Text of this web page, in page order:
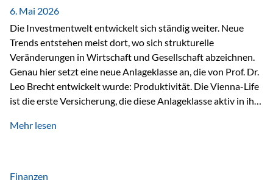
6. Mai 2026
Die Investmentwelt entwickelt sich ständig weiter. Neue
Trends entstehen meist dort, wo sich strukturelle
Veränderungen in Wirtschaft und Gesellschaft abzeichnen.
Genau hier setzt eine neue Anlageklasse an, die von Prof. Dr.
Leo Brecht entwickelt wurde: Produktivität. Die Vienna-Life
ist die erste Versicherung, die diese Anlageklasse aktiv in ihre
Vorreiter. Warum auf das Thema Produktivität setzen? Die
Wirtschaftswachstum, verändern die Spielregeln für
Mehr lesen
Finanzen